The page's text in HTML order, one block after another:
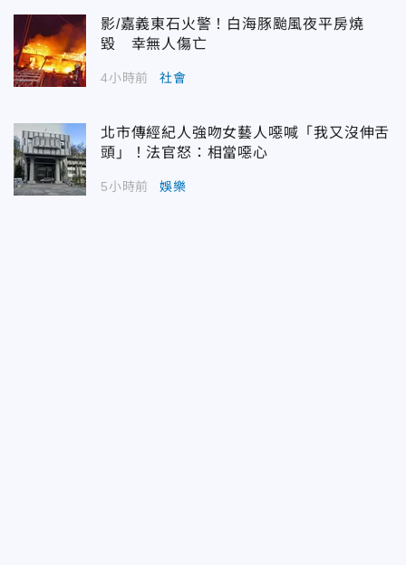
影/嘉義東石火警！白海豚颱風夜平房燒
毀 幸無人傷亡
4小時前 社會
北市傳經紀人強吻女藝人噁喊「我又沒伸舌
頭」！法官怒：相當噁心
5小時前 娛樂